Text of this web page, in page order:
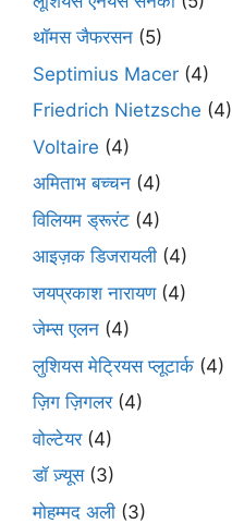
थॉमस जैफरसन (5)
Septimius Macer (4)
Friedrich Nietzsche (4)
Voltaire (4)
अमिताभ बच्चन (4)
विलियम ड्रूरंट (4)
आइज़क डिजरायली (4)
जयप्रकाश नारायण(4)
जेम्स एलन (4)
लुशियस मेट्रियस प्लूटार्क (4)
ज़िग ज़िगलर(4)
वोल्टेयर(4)
डॉ ज़्यूस(3)
मोहम्मद अली (3)